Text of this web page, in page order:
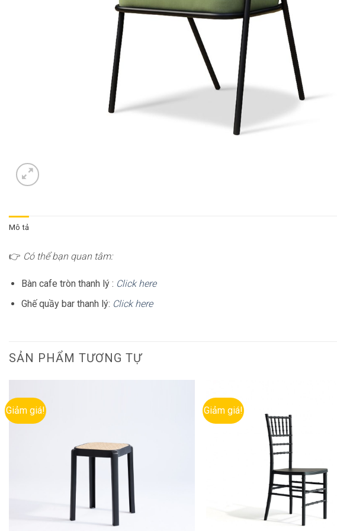
Mô tả
👉 Có thể bạn quan tâm:
Bàn cafe tròn thanh lý : Click here
Ghế quầy bar thanh lý: Click here
SẢN PHẨM TƯƠNG TỰ
Giảm giá! Giảm giá!